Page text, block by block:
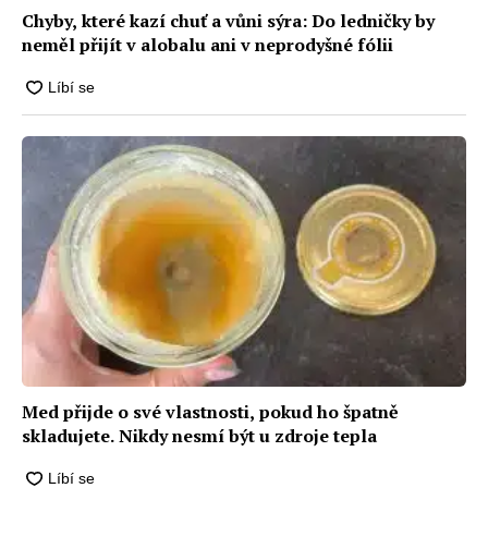
Chyby, které kazí chuť a vůni sýra: Do ledničky by
neměl přijít v alobalu ani v neprodyšné fólii
Med přijde o své vlastnosti, pokud ho špatně
skladujete. Nikdy nesmí být u zdroje tepla